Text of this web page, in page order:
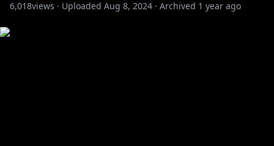
6,018views · Uploaded Aug 8, 2024 · Archived 1 year ago